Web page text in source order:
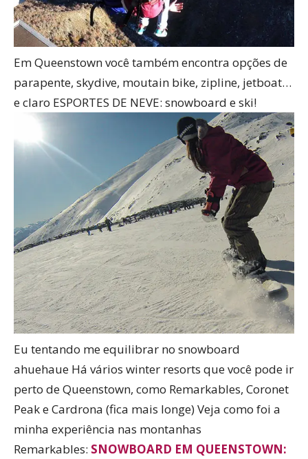
Em Queenstown você também encontra opções de
parapente, skydive, moutain bike, zipline, jetboat…
e claro ESPORTES DE NEVE: snowboard e ski!
Eu tentando me equilibrar no snowboard
ahuehaue Há vários winter resorts que você pode ir
perto de Queenstown, como Remarkables, Coronet
Peak e Cardrona (fica mais longe) Veja como foi a
minha experiência nas montanhas
Remarkables: SNOWBOARD EM QUEENSTOWN: